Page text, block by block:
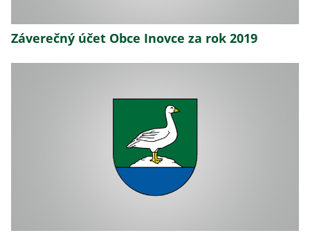
Záverečný účet Obce Inovce za rok 2019